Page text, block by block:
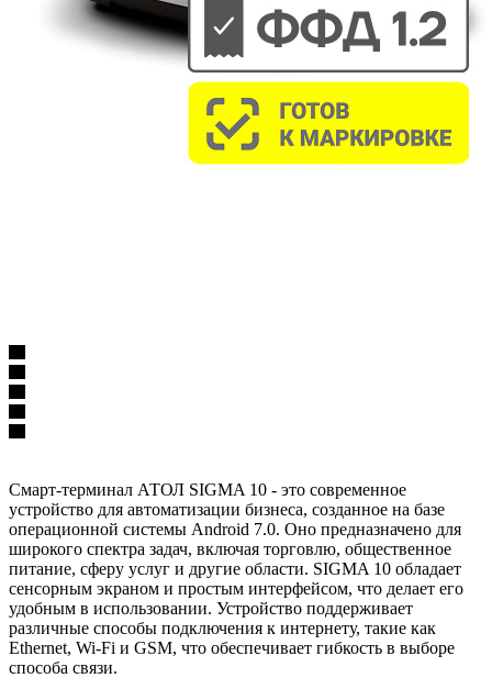
Смарт-терминал АТОЛ SIGMA 10 - это современное
устройство для автоматизации бизнеса, созданное на базе
операционной системы Android 7.0. Оно предназначено для
широкого спектра задач, включая торговлю, общественное
питание, сферу услуг и другие области. SIGMA 10 обладает
сенсорным экраном и простым интерфейсом, что делает его
удобным в использовании. Устройство поддерживает
различные способы подключения к интернету, такие как
Ethernet, Wi-Fi и GSM, что обеспечивает гибкость в выборе
способа связи.